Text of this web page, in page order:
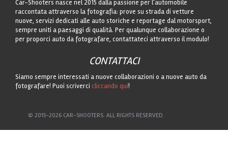
Car-Shooters nasce nel 2015 dalla passione per l'automobile
raccontata attraverso la fotografia: prove su strada di vetture
nuove, servizi dedicati alle auto storiche e reportage dal motorsport,
sempre uniti a paesaggi di qualità. Per qualunque collaborazione o
per proporci auto da fotografare, contattateci attraverso il modulo!
CONTATTACI
Siamo sempre interessati a nuove collaborazioni o a nuove auto da
fotografare! Puoi scriverci cliccando qui!
© 2015-2026 CAR-SHOOTERS. ALL RIGHTS RESERVED.